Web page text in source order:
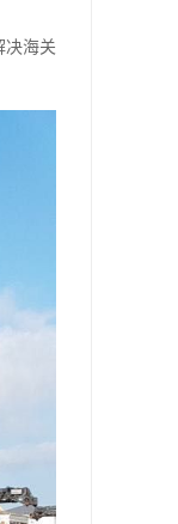
决海关